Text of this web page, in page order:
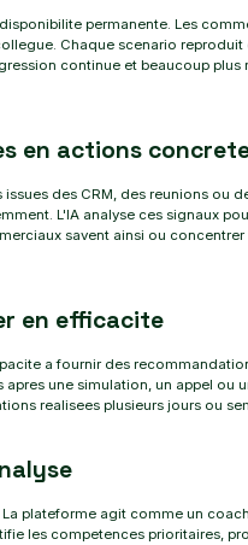
permanente. Les
Chaque scenario
continue et beaucoup plus
en actions
des CRM, des reunions ou
L'IA analyse ces signaux
savent ainsi ou
en efficacite
a fournir des
une simulation, un appel ou
realisees plusieurs jours ou
plateforme agit comme un
les competences prioritaires,